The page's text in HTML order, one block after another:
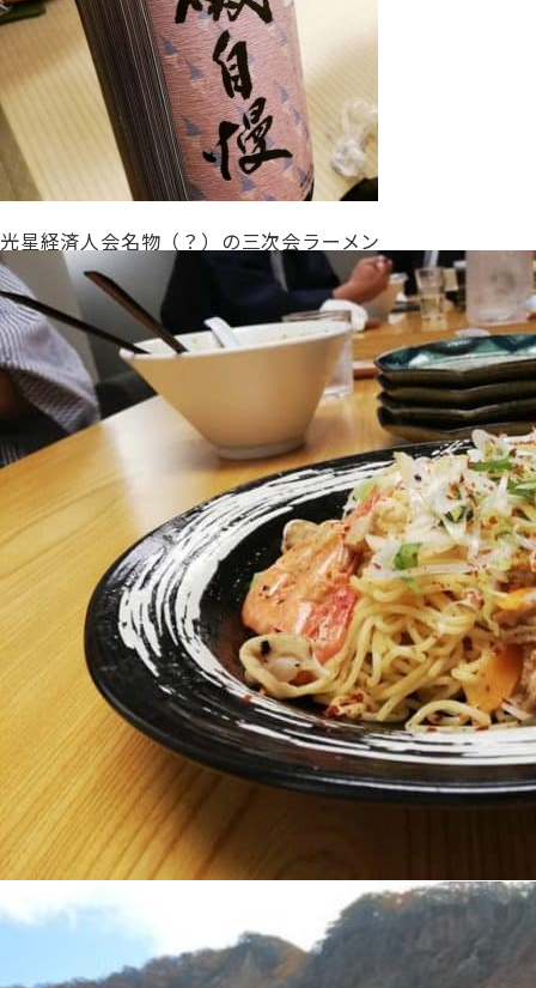
光星経済人会名物（？）の三次会ラーメン